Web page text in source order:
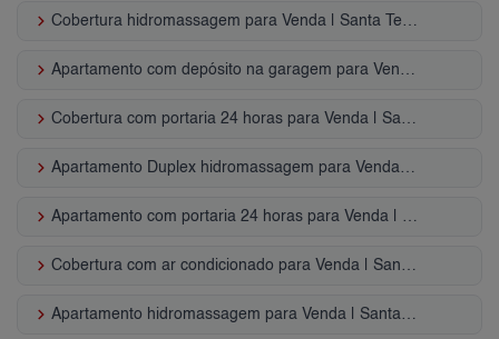
keyboard_arrow_right
keyboard_arrow_right
keyboard_arrow_right
keyboard_arrow_right
keyboard_arrow_right
keyboard_arrow_right
keyboard_arrow_right